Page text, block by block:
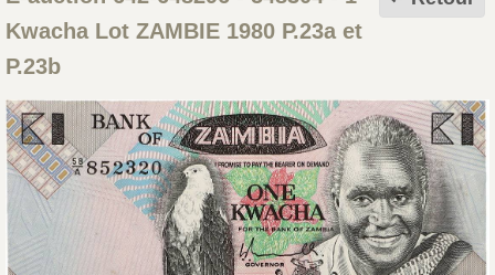
Kwacha Lot ZAMBIE 1980 P.23a et
P.23b